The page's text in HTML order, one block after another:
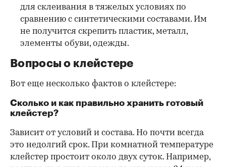
для склеивания в тяжелых условиях по
сравнению с синтетическими составами. Им
не получится скрепить пластик, металл,
элементы обуви, одежды.
Вопросы о клейстере
Вот еще несколько фактов о клейстере:
Сколько и как правильно хранить готовый
клейстер?
Зависит от условий и состава. Но почти всегда
это недолгий срок. При комнатной температуре
клейстер простоит около двух суток. Например,